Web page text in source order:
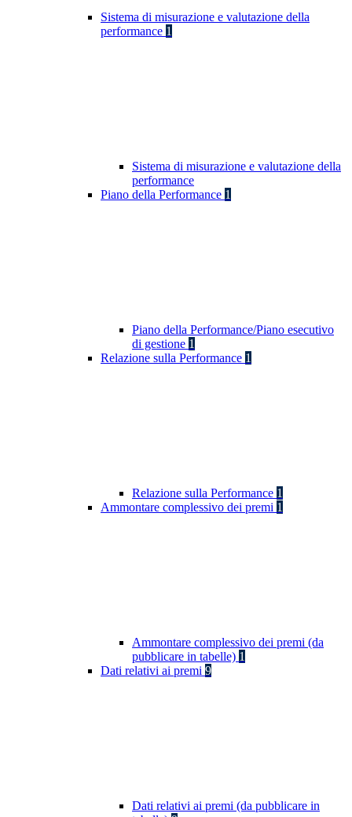
Sistema di misurazione e valutazione della
performance 1
Sistema di misurazione e valutazione della
performance
Piano della Performance 1
Piano della Performance/Piano esecutivo
di gestione 1
Relazione sulla Performance 1
Relazione sulla Performance 1
Ammontare complessivo dei premi 1
Ammontare complessivo dei premi (da
pubblicare in tabelle) 1
Dati relativi ai premi 9
Dati relativi ai premi (da pubblicare in